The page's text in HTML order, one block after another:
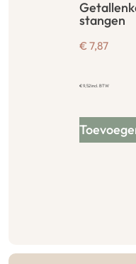
stangen
€ 7,87
€9,52incl. BTW